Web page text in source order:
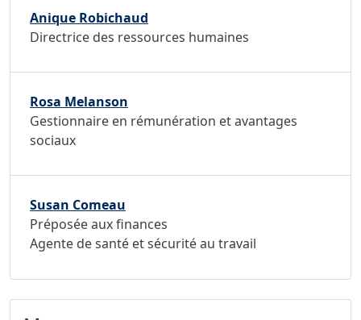
Anique Robichaud
Directrice des ressources humaines
Rosa Melanson
Gestionnaire en rémunération et avantages
sociaux
Susan Comeau
Préposée aux finances
Agente de santé et sécurité au travail